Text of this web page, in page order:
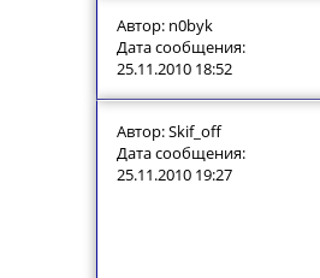
Автор: n0byk
Дата сообщения:
25.11.2010 18:52
Автор: Skif_off
Дата сообщения:
25.11.2010 19:27